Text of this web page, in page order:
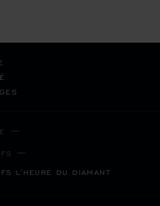
L'HEURE DU DIAMANT